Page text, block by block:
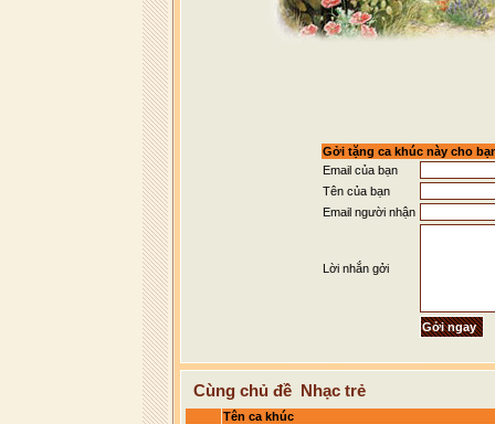
Gởi tặng ca khúc này cho
Email của bạn
Tên của bạn
Email người nhận
Lời nhắn gởi
Cùng chủ đề Nhạc trẻ
Tên ca khúc